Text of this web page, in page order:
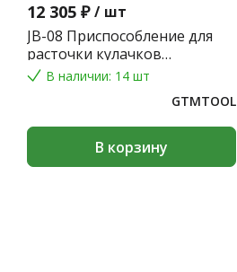
12 305 ₽ / шт
JB-08 Приспособление для
расточки кулачков
токарного патрона
В наличии: 14 шт
GTMTOOL
В корзину